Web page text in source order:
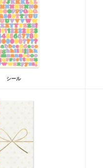
シール